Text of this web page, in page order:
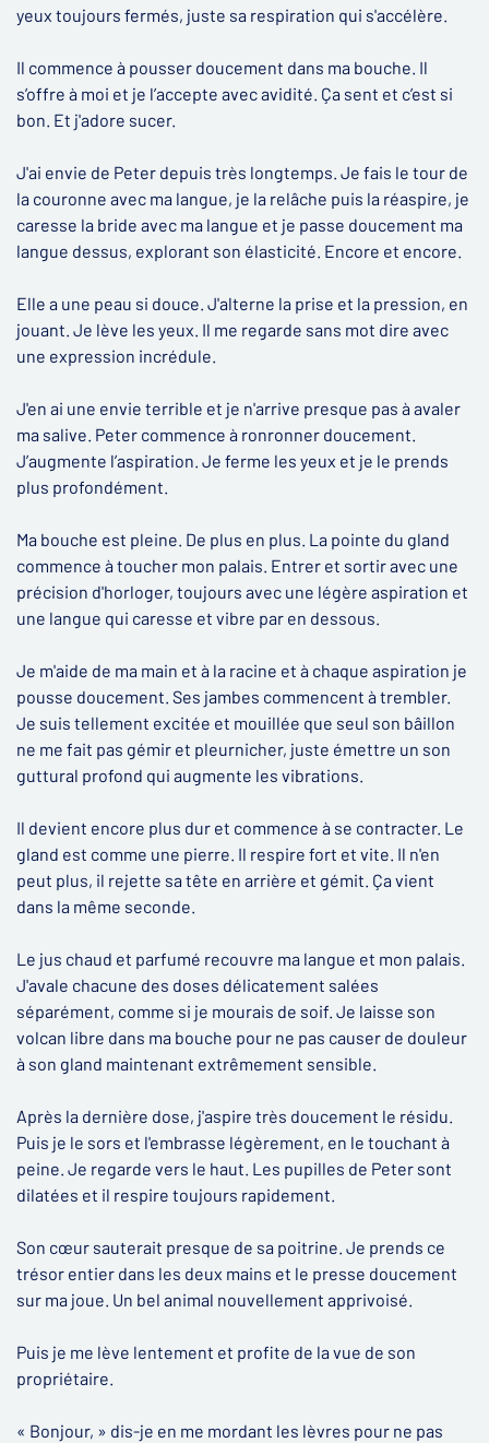
yeux toujours fermés, juste sa respiration qui s'accélère.
Il commence à pousser doucement dans ma bouche. Il
s’offre à moi et je l’accepte avec avidité. Ça sent et c’est si
bon. Et j'adore sucer.
J'ai envie de Peter depuis très longtemps. Je fais le tour de
la couronne avec ma langue, je la relâche puis la réaspire, je
caresse la bride avec ma langue et je passe doucement ma
langue dessus, explorant son élasticité. Encore et encore.
Elle a une peau si douce. J'alterne la prise et la pression, en
jouant. Je lève les yeux. Il me regarde sans mot dire avec
une expression incrédule.
J'en ai une envie terrible et je n'arrive presque pas à avaler
ma salive. Peter commence à ronronner doucement.
J’augmente l’aspiration. Je ferme les yeux et je le prends
plus profondément.
Ma bouche est pleine. De plus en plus. La pointe du gland
commence à toucher mon palais. Entrer et sortir avec une
précision d'horloger, toujours avec une légère aspiration et
une langue qui caresse et vibre par en dessous.
Je m'aide de ma main et à la racine et à chaque aspiration je
pousse doucement. Ses jambes commencent à trembler.
Je suis tellement excitée et mouillée que seul son bâillon
ne me fait pas gémir et pleurnicher, juste émettre un son
guttural profond qui augmente les vibrations.
Il devient encore plus dur et commence à se contracter. Le
gland est comme une pierre. Il respire fort et vite. Il n'en
peut plus, il rejette sa tête en arrière et gémit. Ça vient
dans la même seconde.
Le jus chaud et parfumé recouvre ma langue et mon palais.
J'avale chacune des doses délicatement salées
séparément, comme si je mourais de soif. Je laisse son
volcan libre dans ma bouche pour ne pas causer de douleur
à son gland maintenant extrêmement sensible.
Après la dernière dose, j'aspire très doucement le résidu.
Puis je le sors et l'embrasse légèrement, en le touchant à
peine. Je regarde vers le haut. Les pupilles de Peter sont
dilatées et il respire toujours rapidement.
Son cœur sauterait presque de sa poitrine. Je prends ce
trésor entier dans les deux mains et le presse doucement
sur ma joue. Un bel animal nouvellement apprivoisé.
Puis je me lève lentement et profite de la vue de son
propriétaire.
« Bonjour, » dis-je en me mordant les lèvres pour ne pas